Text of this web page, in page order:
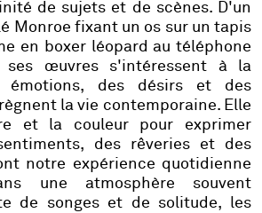
de sujets et de scènes. D'un
Monroe fixant un os sur un tapis
en boxer léopard au téléphone
ses œuvres s'intéressent à la
émotions, des désirs et des
la vie contemporaine. Elle
et la couleur pour exprimer
des rêveries et des
notre expérience quotidienne
une atmosphère souvent
de songes et de solitude, les